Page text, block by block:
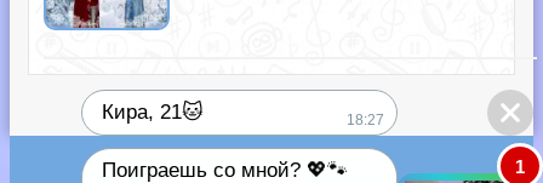
Кира, 21🐱 18:27
Поиграешь со мной? 💖🐾 1